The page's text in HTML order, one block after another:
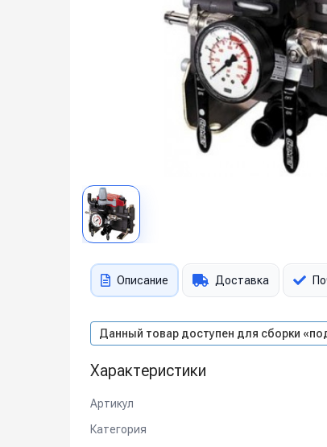
Описание Доставка
Данный товар доступен для сборки
Характеристики
Артикул
Категория